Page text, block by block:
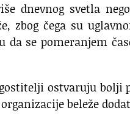
dnevnog svetla
zbog čega su
da se pomeranjem
ostvaruju bolji
beleže